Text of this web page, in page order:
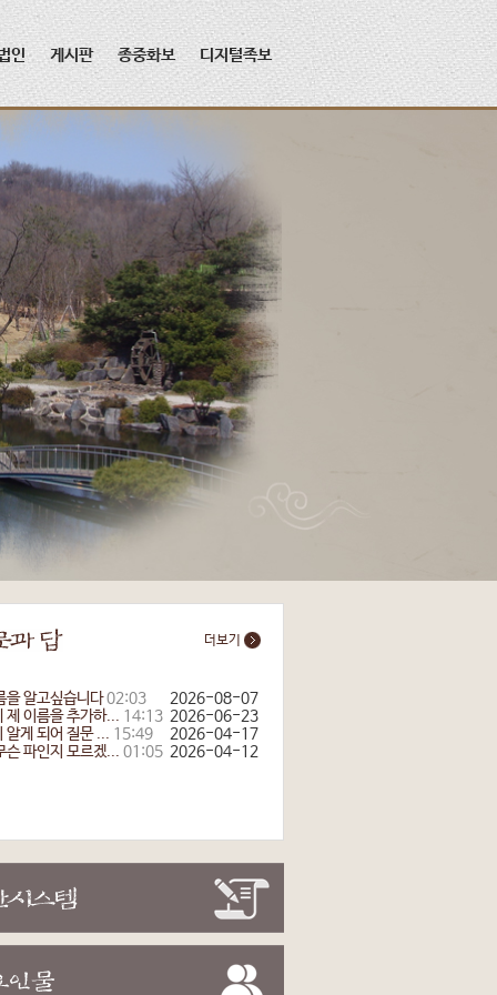
인 게시판 종중화보 디지털족보
을 알고싶습니다 2026-08-07
02:03
제 이름을 추가하...
2026-06-23
14:13
알게 되어 질문 ...
2026-04-17
15:49
슨 파인지 모르겠...
2026-04-12
01:05
더보기